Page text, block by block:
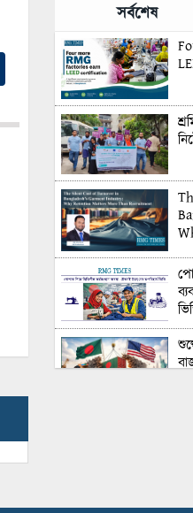
সর্বশেষ